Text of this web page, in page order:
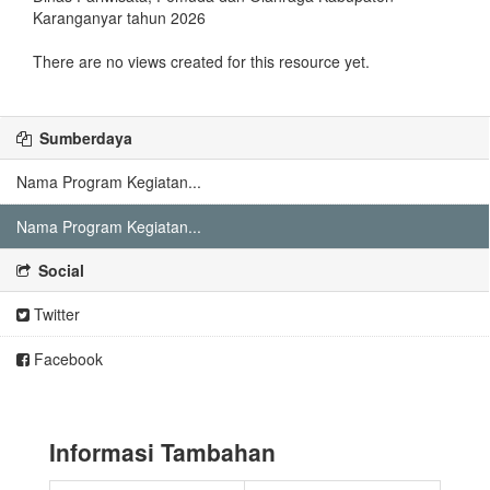
Karanganyar tahun 2026
There are no views created for this resource yet.
Sumberdaya
Nama Program Kegiatan...
Nama Program Kegiatan...
Social
Twitter
Facebook
Informasi Tambahan